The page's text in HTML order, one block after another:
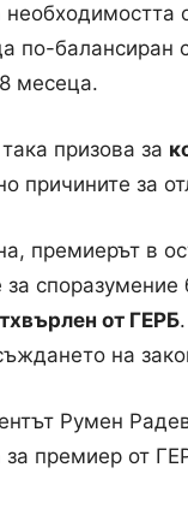
по-балансиран
месеца.
призова за
причините за
премиерът в
споразумение
от ГЕРБ
на
Румен
за премиер от